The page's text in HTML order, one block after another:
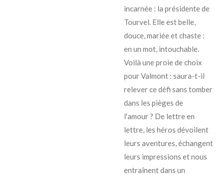
incarnée : la présidente de
Tourvel. Elle est belle,
douce, mariée et chaste :
en un mot, intouchable.
Voilà une proie de choix
pour Valmont : saura-t-il
relever ce défi sans tomber
dans les pièges de
l'amour ? De lettre en
lettre, les héros dévoilent
leurs aventures, échangent
leurs impressions et nous
entraînent dans un